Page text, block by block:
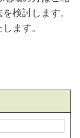
検討します。
ます。